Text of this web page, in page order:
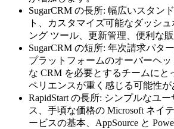
SugarCRM の長所: 幅広いスタン
ト、カスタマイズ可能なダッシ
ング ツール、更新管理、便利な
SugarCRM の短所: 年次請求パタ
プラットフォームのオーバーヘ
な CRM を必要とするチームにと
ペリエンスが重く感じる可能性が
RapidStart の長所: シンプルなユ
ス、手頃な価格の Microsoft ネイ
ービスの基本、AppSource と